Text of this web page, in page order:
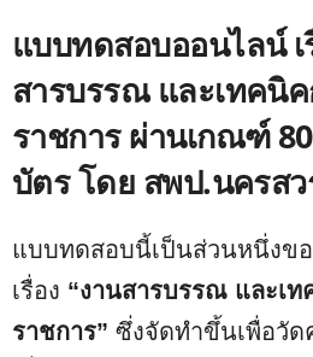
แบบทดสอบออนไลน์ เ
สารบรรณ และเทคนิ
ราชการ ผ่านเกณฑ์
บัตร โดย สพป.นครสว
แบบทดสอบนี้เป็นส่วนหนึ่งข
เรื่อง “งานสารบรรณ และเ
ราชการ” ซึ่งจัดทำขึ้นเพื่อวัด